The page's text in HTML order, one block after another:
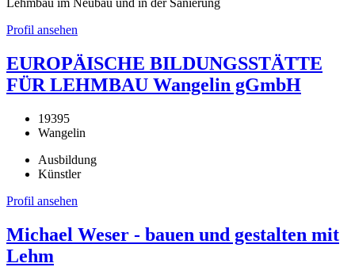
Lehmbau im Neubau und in der Sanierung
Profil ansehen
EUROPÄISCHE BILDUNGSSTÄTTE
FÜR LEHMBAU Wangelin gGmbH
19395
Wangelin
Ausbildung
Künstler
Profil ansehen
Michael Weser - bauen und gestalten mit
Lehm